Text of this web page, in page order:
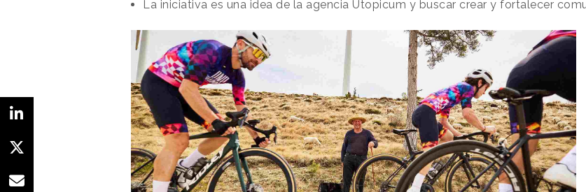
La iniciativa es una idea de la agencia Utopicum y buscar crear y fortalecer